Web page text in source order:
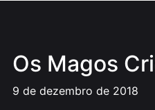
Os Magos
9 de dezembro de 2018